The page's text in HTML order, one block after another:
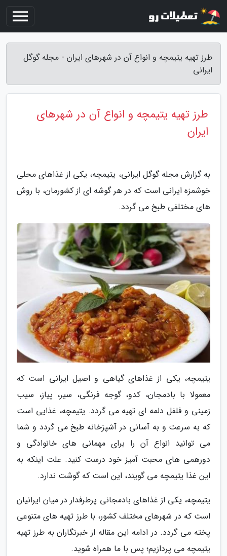
طرز تهیه یتیمچه و انواع آن در شهرهای ایران - مجله گوگل
ایرانی
طرز تهیه یتیمچه و انواع آن در شهرهای
ایران
به گزارش مجله گوگل ایرانی، یتیمچه، یکی از غذاهای محلی
خوشمزه ایرانی است که در هر گوشه ای از کشورمان، با روش
های مختلفی طبخ می گردد.
یتیمچه، یکی از غذاهای گیاهی و اصیل ایرانی است که
معمولا با بادمجان، کدو، گوجه فرنگی، سیر، پیاز، سیب
زمینی و فلفل دلمه ای تهیه می گردد. یتیمچه، غذایی است
که به سرعت و به آسانی در آشپزخانه طبخ می گردد و شما
می توانید انواع آن را برای مهمانی های خانوادگی و
دورهمی های محبت آمیز خود درست کنید. علت اینکه به
این غذا یتیمچه می گویند، این است که گوشت ندارد.
یتیمچه، یکی از غذاهای بادمجانی پرطرفدار در میان ایرانیان
است که در شهرهای مختلف کشور، با طرز تهیه های متنوعی
پخته می گردد. در ادامه این مقاله از خبرنگاران به طرز تهیه
یتیمچه می پردازیم؛ پس با ما همراه شوید.